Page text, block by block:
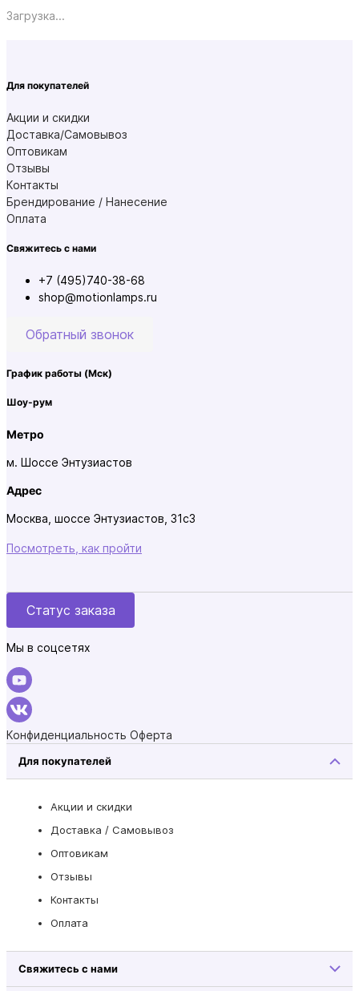
Загрузка...
Для покупателей
Акции и скидки
Доставка/Самовывоз
Оптовикам
Отзывы
Контакты
Брендирование / Нанесение
Оплата
Свяжитесь с нами
+7 (495)740-38-68
shop@motionlamps.ru
Обратный звонок
График работы (Мск)
Шоу-рум
Метро
м. Шоссе Энтузиастов
Адрес
Москва, шоссе Энтузиастов, 31с3
Посмотреть, как пройти
Статус заказа
Мы в соцсетях
Конфиденциальность Оферта
Для покупателей
Акции и скидки
Доставка / Самовывоз
Оптовикам
Отзывы
Контакты
Оплата
Свяжитесь с нами